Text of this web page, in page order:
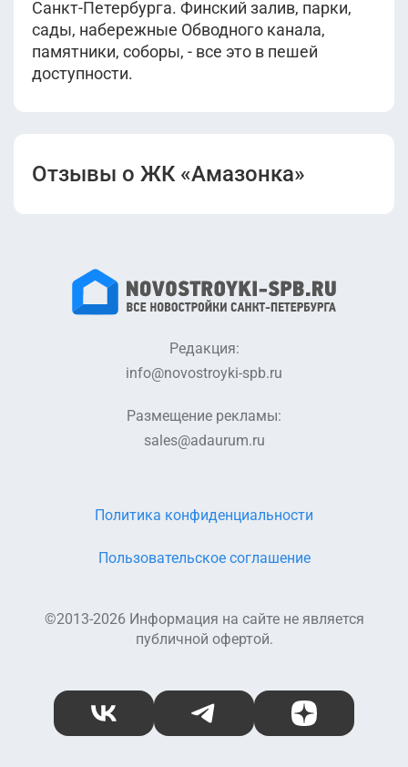
Санкт-Петербурга. Финский залив, парки,
сады, набережные Обводного канала,
памятники, соборы, - все это в пешей
доступности.
Отзывы о ЖК «Амазонка»
Редакция:
info@novostroyki-spb.ru
Размещение рекламы:
sales@adaurum.ru
©2013-2026 Информация на сайте не является
публичной офертой.
Пользовательское соглашение
Политика конфиденциальности
ВКонтакте Telegram Дзен